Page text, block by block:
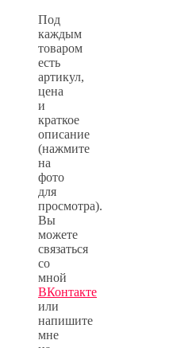
Под
каждым
товаром
есть
артикул,
цена
и
краткое
описание
(нажмите
на
фото
для
просмотра).
Вы
можете
связаться
со
мной
ВКонтакте
или
напишите
мне